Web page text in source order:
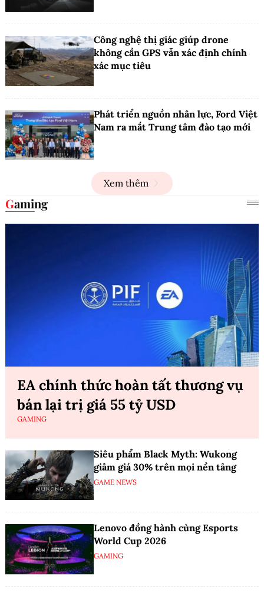
Công nghệ thị giác giúp drone
không cần GPS vẫn xác định chính
xác mục tiêu
Phát triển nguồn nhân lực, Ford Việt
Nam ra mắt Trung tâm đào tạo mới
Xem thêm
Gaming
EA chính thức hoàn tất thương vụ
bán lại trị giá 55 tỷ USD
GAMING
Siêu phẩm Black Myth: Wukong
giảm giá 30% trên mọi nền tảng
GAME NEWS
Lenovo đồng hành cùng Esports
World Cup 2026
GAMING